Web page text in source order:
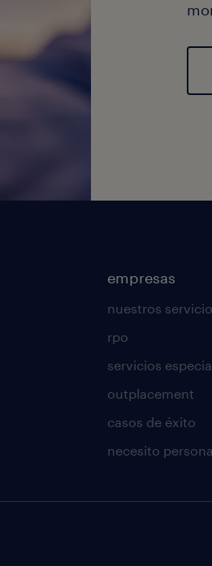
empresas
nuestros
rpo
servicios
outplacement
casos de éxito
necesito